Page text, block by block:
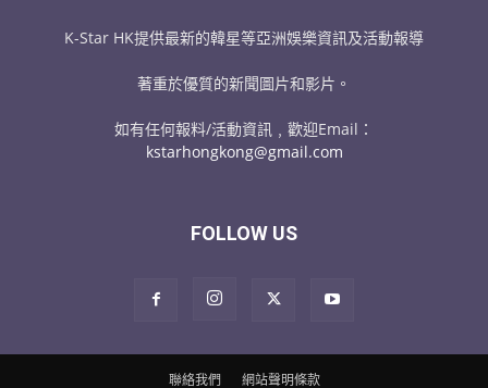
K-Star HK提供最新的韓星等亞洲娛樂資訊及活動報導
著重於優質的新聞圖片和影片。
如有任何報料/活動資訊﹐歡迎Email：
kstarhongkong@gmail.com
FOLLOW US
聯絡我們 網站聲明條款